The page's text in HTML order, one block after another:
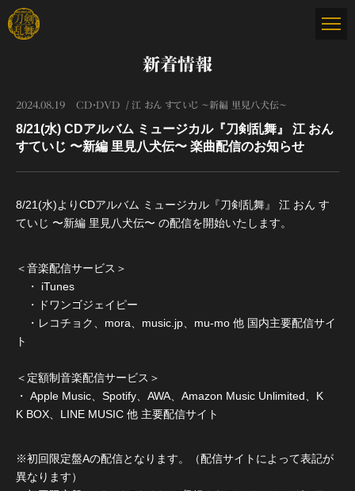
新着情報
2024.08.19 CD・DVD 江 おん すていじ ～新編 里見八犬伝～
8/21(水) CDアルバム ミュージカル『刀剣乱舞』 江 おん
すていじ 〜新編 里見八犬伝〜 楽曲配信のお知らせ
8/21(水)よりCDアルバム ミュージカル『刀剣乱舞』 江 おん す
ていじ 〜新編 里見八犬伝〜 の配信を開始いたします。
＜音楽配信サービス＞
・ iTunes
・ドワンゴジェイピー
・レコチョク、mora、music.jp、mu-mo 他 国内主要配信サイ
ト
＜定額制音楽配信サービス＞
・ Apple Music、Spotify、AWA、Amazon Music Unlimited、K
K BOX、LINE MUSIC 他 主要配信サイト
※初回限定盤Aの配信となります。（配信サイトによって表記が
異なります）